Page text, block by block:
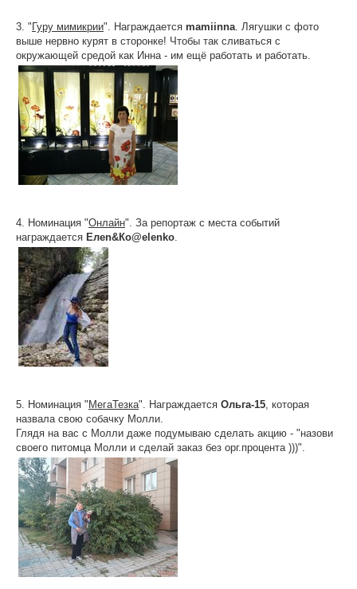
3. " Гуру мимикрии". Награждается mamiinna . Лягушки с фото
выше нервно курят в сторонке! Чтобы так сливаться с
окружающей средой как Инна - им ещё работать и работать.
4. Номинация "Онлайн". За репортаж с места событий
награждается Елеn&Ко@elenko
5. Номинация " МегаТезка". Награждается Ольга-15 , которая
назвала свою собачку Молли.
Глядя на вас с Молли даже подумываю сделать акцию - "назови
своего питомца Молли и сделай заказ без орг.процента )))".